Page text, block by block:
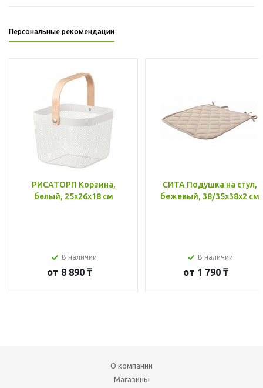
Персональные рекомендации
РИСАТОРП Корзина,
белый, 25x26x18 см
В наличии
от 8 890 ₸
СИТА Подушка на стул,
бежевый, 38/35x38x2 см
В наличии
от 1 790 ₸
О компании
Магазины